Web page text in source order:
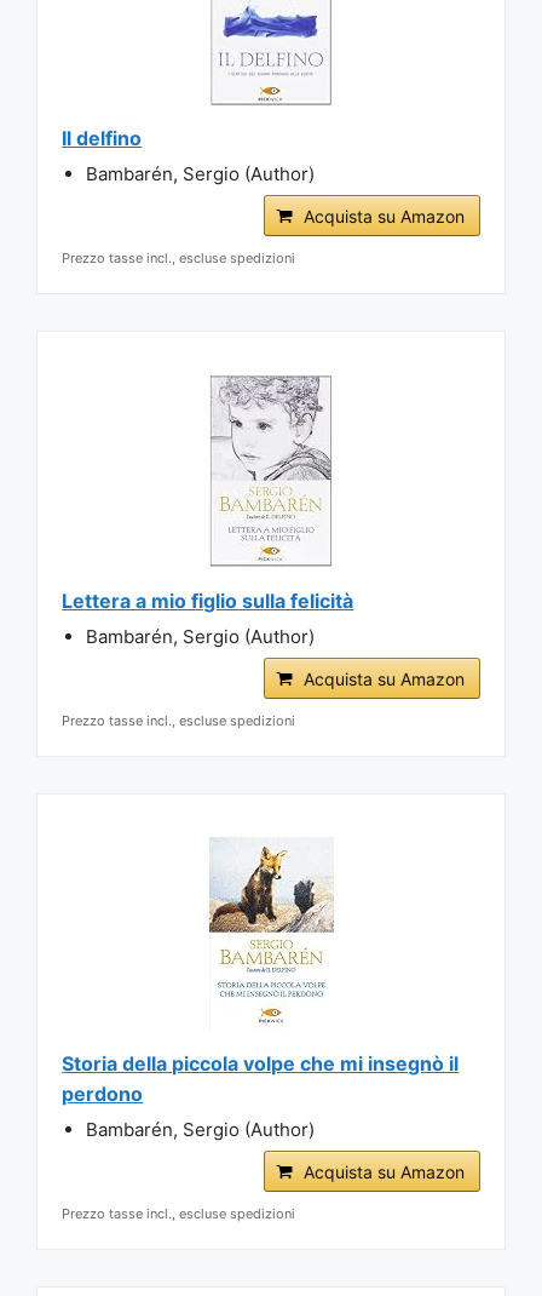
Il delfino
Bambarén, Sergio (Author)
Acquista su Amazon
Prezzo tasse incl., escluse spedizioni
Lettera a mio figlio sulla felicità
Bambarén, Sergio (Author)
Acquista su Amazon
Prezzo tasse incl., escluse spedizioni
Storia della piccola volpe che mi insegnò il
perdono
Bambarén, Sergio (Author)
Acquista su Amazon
Prezzo tasse incl., escluse spedizioni